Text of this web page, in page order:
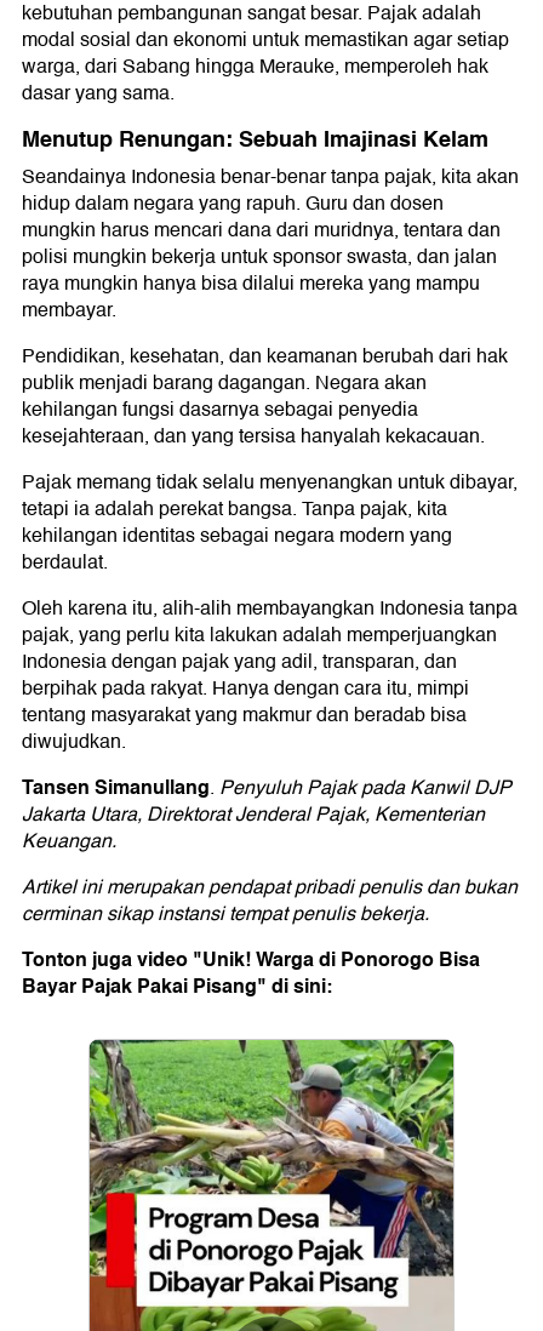
kebutuhan pembangunan sangat besar. Pajak adalah
modal sosial dan ekonomi untuk memastikan agar setiap
warga, dari Sabang hingga Merauke, memperoleh hak
dasar yang sama.
Menutup Renungan: Sebuah Imajinasi Kelam
Seandainya Indonesia benar-benar tanpa pajak, kita akan
hidup dalam negara yang rapuh. Guru dan dosen
mungkin harus mencari dana dari muridnya, tentara dan
polisi mungkin bekerja untuk sponsor swasta, dan jalan
raya mungkin hanya bisa dilalui mereka yang mampu
membayar.
Pendidikan, kesehatan, dan keamanan berubah dari hak
publik menjadi barang dagangan. Negara akan
kehilangan fungsi dasarnya sebagai penyedia
kesejahteraan, dan yang tersisa hanyalah kekacauan.
Pajak memang tidak selalu menyenangkan untuk dibayar,
tetapi ia adalah perekat bangsa. Tanpa pajak, kita
kehilangan identitas sebagai negara modern yang
berdaulat.
Oleh karena itu, alih-alih membayangkan Indonesia tanpa
pajak, yang perlu kita lakukan adalah memperjuangkan
Indonesia dengan pajak yang adil, transparan, dan
berpihak pada rakyat. Hanya dengan cara itu, mimpi
tentang masyarakat yang makmur dan beradab bisa
diwujudkan.
Tansen Simanullang. Penyuluh Pajak pada Kanwil DJP
Jakarta Utara, Direktorat Jenderal Pajak, Kementerian
Keuangan.
Artikel ini merupakan pendapat pribadi penulis dan bukan
cerminan sikap instansi tempat penulis bekerja.
Tonton juga video "Unik! Warga di Ponorogo Bisa
Bayar Pajak Pakai Pisang" di sini: